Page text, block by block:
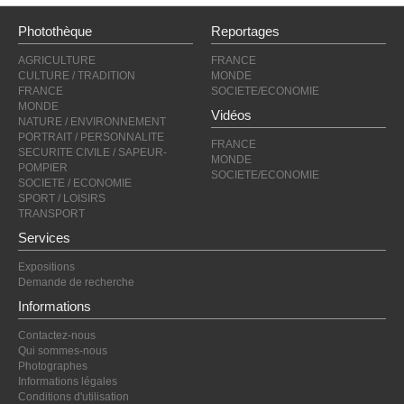
Photothèque
AGRICULTURE
CULTURE / TRADITION
FRANCE
MONDE
NATURE / ENVIRONNEMENT
PORTRAIT / PERSONNALITE
SECURITE CIVILE / SAPEUR-
POMPIER
SOCIETE / ECONOMIE
SPORT / LOISIRS
TRANSPORT
Reportages
FRANCE
MONDE
SOCIETE/ECONOMIE
Vidéos
FRANCE
MONDE
SOCIETE/ECONOMIE
Services
Expositions
Demande de recherche
Informations
Contactez-nous
Qui sommes-nous
Photographes
Informations légales
Conditions d'utilisation